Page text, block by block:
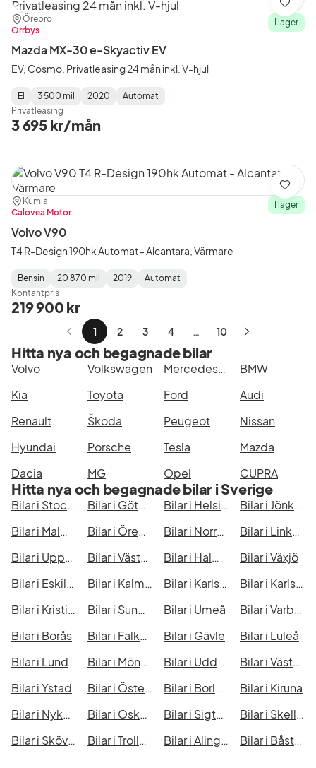
Plats:
Örebro
Återförsäljare:
Orrbys
I lager
Mazda MX-30 e-Skyactiv EV
EV, Cosmo, Privatleasing 24 mån inkl. V-hjul
Fuel
Type:
El
Mätarställning :
3 500 mil
Model
Year:
2020
Gearbox
Type:
Automat
Privatleasing
3 695 kr/mån
Spara
Plats:
Kumla
Återförsäljare:
Calovea Motor
I lager
Volvo V90
T4 R-Design 190hk Automat - Alcantara, Värmare
Fuel
Type:
Bensin
Mätarställning:
20 870 mil
Model
Year:
2019
Gearbox
Type:
Automat
Kontantpris
219 900 kr
Spara
1 2 3 4 … 10
Nästa
Hitta nya och begagnade bilar
Volvo Volkswagen Mercedes-Benz
BMW
Kia
Toyota Ford
Audi
Renault
Škoda Peugeot
Nissan
Hyundai
Porsche Tesla
Mazda
Dacia
MG Opel CUPRA
Hitta nya och begagnade bilar i Sverige
Bilar i Stockholm Bilar i Göteborg Bilar i Helsingborg
Bilar i Jönköping
Bilar i Malmö
Bilar i Örebro Bilar i Norrköping
Bilar i Linköping
Bilar i Uppsala
Bilar i Västerås Bilar i Halmstad
Bilar i Växjö
Bilar i Eskilstuna
Bilar i Kalmar Bilar i Karlskrona
Bilar i Karlstad
Bilar i Kristianstad
Bilar i Sundsvall Bilar i Umeå
Bilar i Varberg
Bilar i Borås
Bilar i Falkenberg Bilar i Gävle
Bilar i Luleå
Bilar i Lund
Bilar i Mönsterås Bilar i Uddevalla
Bilar i Västervik
Bilar i Ystad
Bilar i Östersund Bilar i Borlänge
Bilar i Kiruna
Bilar i Nyköping
Bilar i Oskarshamn Bilar i Sigtuna
Bilar i Skellefteå
Bilar i Skövde
Bilar i Trollhättan Bilar i Alingsås Bilar i Båstad